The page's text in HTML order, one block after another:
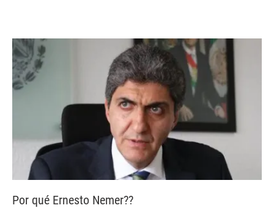
Por qué Ernesto Nemer??